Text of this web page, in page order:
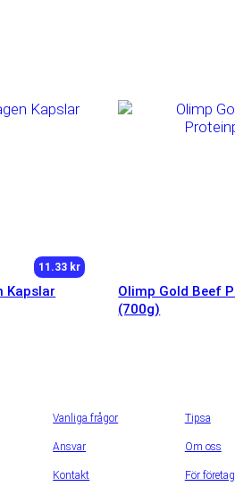
11.33 kr
Kapslar
Olimp Gold Beef
(700g)
Vanliga frågor
Ansvar
Kontakt
Tipsa
Om oss
För företag